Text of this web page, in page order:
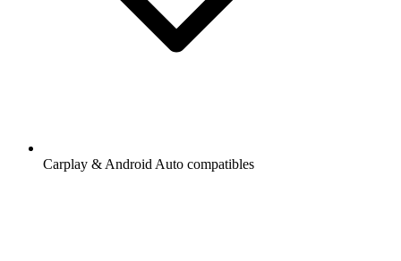
Carplay & Android Auto compatibles